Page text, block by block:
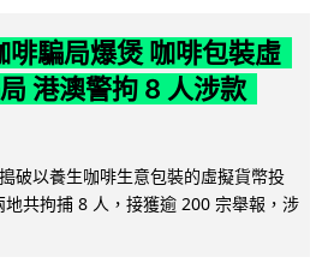
騙局爆煲 咖啡包裝虛
港澳警拘 8 人涉款
破以養生咖啡生意包裝的虛擬貨幣投
共拘捕 8 人，接獲逾 200 宗舉報，涉